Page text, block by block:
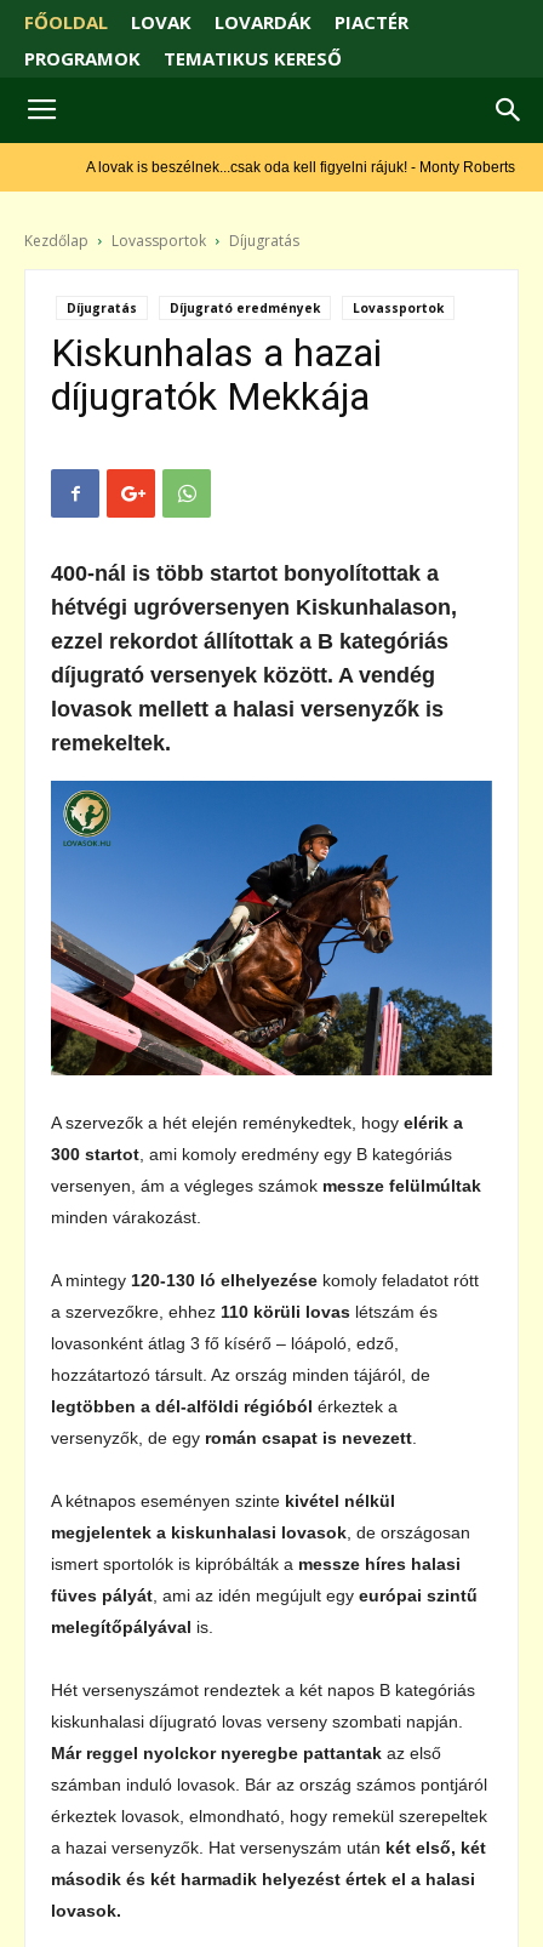
FŐOLDAL LOVAK LOVARDÁK
PIACTÉR
PROGRAMOK
TEMATIKUS KERESŐ
A lovak is beszélnek...csak oda kell figyelni rájuk! - Monty Roberts
Kezdőlap Lovassportok Díjugratás
Díjugratás Díjugrató eredmények Lovassportok
Kiskunhalas a hazai
díjugratók Mekkája
400-nál is több startot bonyolítottak a
hétvégi ugróversenyen Kiskunhalason,
ezzel rekordot állítottak a B kategóriás
díjugrató versenyek között. A vendég
lovasok mellett a halasi versenyzők is
remekeltek.
A szervezők a hét elején reménykedtek, hogy elérik a
300 startot , ami komoly eredmény egy B kategóriás
versenyen, ám a végleges számok messze felülmúltak
minden várakozást.
A mintegy 120-130 ló elhelyezése komoly feladatot rótt
a szervezőkre, ehhez 110 körüli lovas létszám és
lovasonként átlag 3 fő kísérő – lóápoló, edző,
hozzátartozó társult. Az ország minden tájáról, de
legtöbben a dél-alföldi régióból érkeztek a
versenyzők, de egy román csapat is nevezett
A kétnapos eseményen szinte kivétel nélkül
megjelentek a kiskunhalasi lovasok , de országosan
ismert sportolók is kipróbálták a messze híres halasi
füves pályát , ami az idén megújult egy európai szintű
melegítőpályával is.
Hét versenyszámot rendeztek a két napos B kategóriás
kiskunhalasi díjugrató lovas verseny szombati napján.
Már reggel nyolckor nyeregbe pattantak az első
számban induló lovasok. Bár az ország számos pontjáról
érkeztek lovasok, elmondható, hogy remekül szerepeltek
a hazai versenyzők. Hat versenyszám után két első, két
második és két harmadik helyezést értek el a halasi
lovasok.